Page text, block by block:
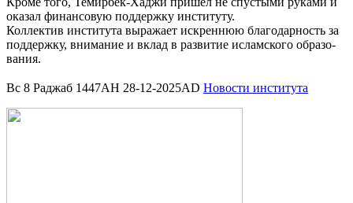
ока­зал финан­со­вую под­держ­ку инсти­ту­ту.
Кол­лек­тив инсти­ту­та выра­жа­ет искрен­нюю бла­го­дар­ность за
под­держ­ку, вни­ма­ние и вклад в раз­ви­тие ислам­ско­го обра­зо­
ва­ния.
Вс 8 Раджаб 1447AH 28-12-2025AD Новости института